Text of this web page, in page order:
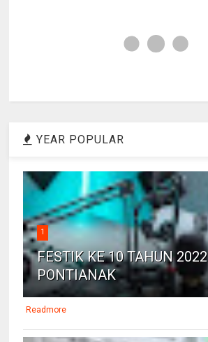
YEAR POPULAR
1
FESTIK KE 10 TAHUN 2022
PONTIANAK
Readmore